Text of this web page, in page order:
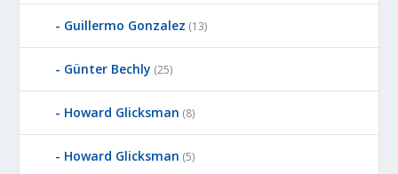
Guillermo Gonzalez (13)
Günter Bechly (25)
Howard Glicksman (8)
Howard Glicksman (5)